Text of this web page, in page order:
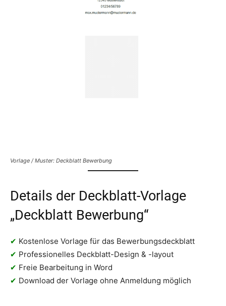
Vorlage / Muster: Deckblatt Bewerbung
Details der Deckblatt-Vorlage
„Deckblatt Bewerbung“
✔ Kostenlose Vorlage für das Bewerbungsdeckblatt
✔ Professionelles Deckblatt-Design & -layout
✔ Freie Bearbeitung in Word
✔ Download der Vorlage ohne Anmeldung möglich